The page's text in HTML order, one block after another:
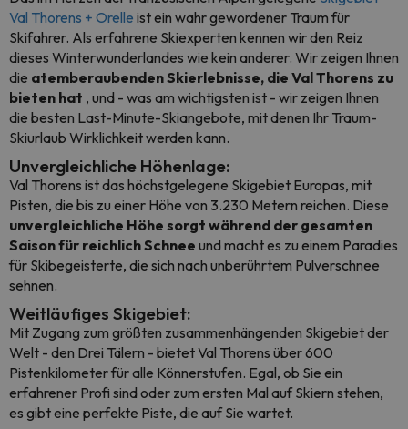
Val Thorens + Orelle ist ein wahr gewordener Traum für
Skifahrer. Als erfahrene Skiexperten kennen wir den Reiz
dieses Winterwunderlandes wie kein anderer. Wir zeigen Ihnen
die atemberaubenden Skierlebnisse, die Val Thorens zu
bieten hat , und - was am wichtigsten ist - wir zeigen Ihnen
die besten Last-Minute-Skiangebote, mit denen Ihr Traum-
Skiurlaub Wirklichkeit werden kann.
Unvergleichliche Höhenlage:
Val Thorens ist das höchstgelegene Skigebiet Europas, mit
Pisten, die bis zu einer Höhe von 3.230 Metern reichen. Diese
unvergleichliche Höhe sorgt während der gesamten
Saison für reichlich Schnee und macht es zu einem Paradies
für Skibegeisterte, die sich nach unberührtem Pulverschnee
sehnen.
Weitläufiges Skigebiet:
Mit Zugang zum größten zusammenhängenden Skigebiet der
Welt - den Drei Tälern - bietet Val Thorens über 600
Pistenkilometer für alle Könnerstufen. Egal, ob Sie ein
erfahrener Profi sind oder zum ersten Mal auf Skiern stehen,
es gibt eine perfekte Piste, die auf Sie wartet.